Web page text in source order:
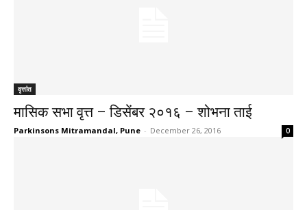
वृत्तांत
मासिक सभा वृत्त – डिसेंबर २०१६ – शोभना ताई
Parkinsons Mitramandal, Pune - December 26, 2016 0